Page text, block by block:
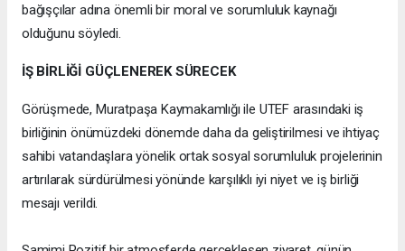
bağışçılar adına önemli bir moral ve sorumluluk kaynağı
olduğunu söyledi.
İŞ BİRLİĞİ GÜÇLENEREK SÜRECEK
Görüşmede, Muratpaşa Kaymakamlığı ile UTEF arasındaki iş
birliğinin önümüzdeki dönemde daha da geliştirilmesi ve ihtiyaç
sahibi vatandaşlara yönelik ortak sosyal sorumluluk projelerinin
artırılarak sürdürülmesi yönünde karşılıklı iyi niyet ve iş birliği
mesajı verildi.